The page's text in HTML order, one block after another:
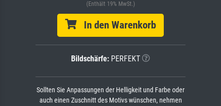
(Enthält 19% MwSt.)
In den Warenkorb
Bildschärfe: PERFEKT
Sollten Sie Anpassungen der Helligkeit und Farbe oder
auch einen Zuschnitt des Motivs wünschen, nehmen